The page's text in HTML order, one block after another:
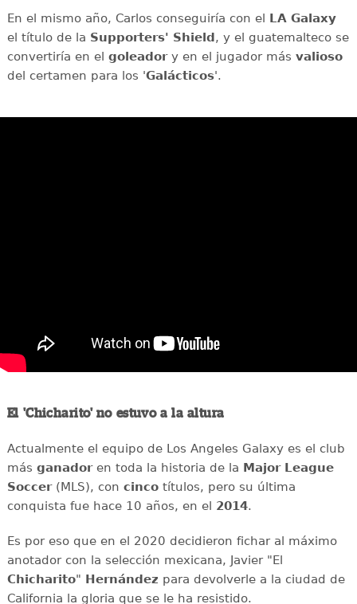
En el mismo año, Carlos conseguiría con el LA Galaxy
el título de la Supporters' Shield, y el guatemalteco se
convertiría en el goleadory en el jugador más valioso
del certamen para los 'Galácticos'.
El 'Chicharito' no estuvo a la altura
Actualmente el equipo de Los Angeles Galaxy es el club
más ganadoren toda la historia de la Major League
Soccer(MLS), con cincotítulos, pero su última
conquista fue hace 10 años, en el 2014.
Es por eso que en el 2020 decidieron fichar al máximo
anotador con la selección mexicana, Javier "El
Chicharito" Hernández para devolverle a la ciudad de
California la gloria que se le ha resistido.